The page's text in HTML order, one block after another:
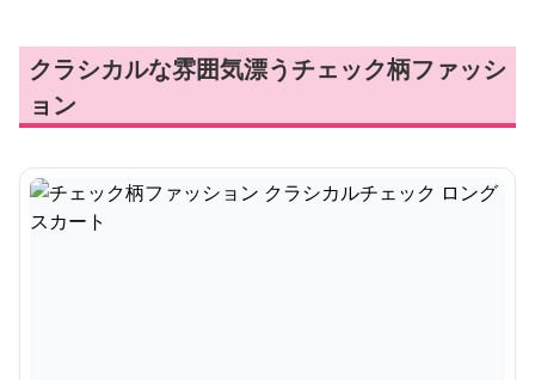
クラシカルな雰囲気漂うチェック柄ファッシ
ョン